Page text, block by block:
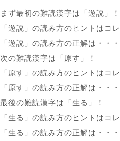
まず最初の難読漢字は「遊説」！
「遊説」の読み方のヒントはコレ
「遊説」の読み方の正解は・・
次の難読漢字は「原す」！
「原す」の読み方のヒントはコレ
「原す」の読み方の正解は・・
最後の難読漢字は「生る」！
「生る」の読み方のヒントはコレ
「生る」の読み方の正解は・・